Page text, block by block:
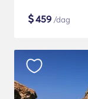
$459 /dag